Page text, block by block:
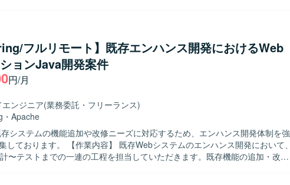
律的に課題を発見し、主体的に開発・調査・改善に取り組んでいただける方を
ームメンバーと協調しながらコミュニケーションを取り、レビューや指示出
ェクト全体の品質向上に貢献していただける方が望ましいです。 【ポジショ
ットカード業界向けの基幹システム再構築に携わることで、大規模かつミッ
ルなシステム開発の経験を積むことができます。AWS上での再構築プロジェ
クラウド環境を前提としたアーキテクチャ設計や開発の知見を深めることが
ます。
フルリモート】既存エンハンス開発におけるWeb
ョンJava開発案件
円/月
ンジニア(業務委託・フリーランス)
・ Apache
存システムの機能追加や改修ニーズに対応するため、エンハンス開発体制を強
存Webシステムのエンハンス開発において、
〜テストまでの一連の工程を担当していただきます。既存機能の追加・改修